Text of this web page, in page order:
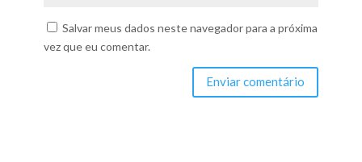
Salvar meus dados neste navegador para a próxima
vez que eu comentar.
Enviar comentário